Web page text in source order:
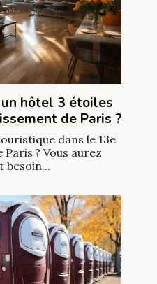
hôtel 3 étoiles
de Paris ?
dans le 13e
? Vous aurez
besoin...